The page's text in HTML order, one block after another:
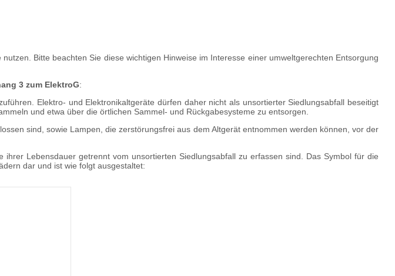
Bitte beachten Sie diese wichtigen Hinweise im Interesse einer umweltgerechten Entsorgung
3 zum ElektroG:
Elektro- und Elektronikaltgeräte dürfen daher nicht als unsortierter Siedlungsabfall beseitigt
und etwa über die örtlichen Sammel- und Rückgabesysteme zu entsorgen.
sind, sowie Lampen, die zerstörungs­frei aus dem Altgerät entnommen werden können, vor der
Lebensdauer getrennt vom unsortierten Siedlungsabfall zu erfassen sind. Das Symbol für die
dar und ist wie folgt ausgestaltet: